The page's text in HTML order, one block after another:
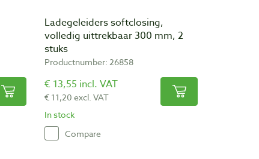
Ladegeleiders softclosing,
volledig uittrekbaar 300 mm, 2
stuks
Productnumber: 26858
€ 13,55 incl. VAT
€ 11,20 excl. VAT
In stock
Compare